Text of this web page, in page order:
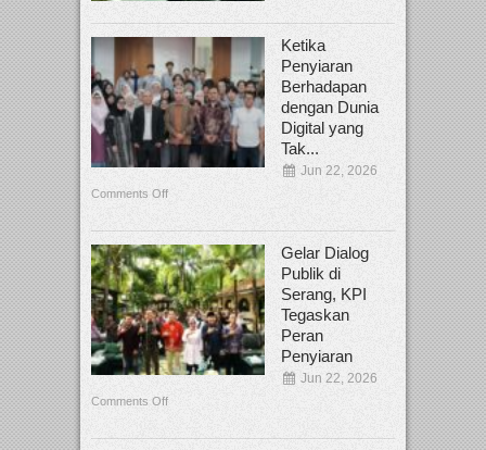
Ketika
Penyiaran
Berhadapan
dengan Dunia
Digital yang
Tak...
Jun 22, 2026
Comments Off
Gelar Dialog
Publik di
Serang, KPI
Tegaskan
Peran
Penyiaran
Jun 22, 2026
Comments Off